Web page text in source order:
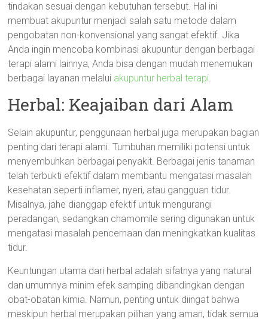
tindakan sesuai dengan kebutuhan tersebut. Hal ini
membuat akupuntur menjadi salah satu metode dalam
pengobatan non-konvensional yang sangat efektif. Jika
Anda ingin mencoba kombinasi akupuntur dengan berbagai
terapi alami lainnya, Anda bisa dengan mudah menemukan
berbagai layanan melalui akupuntur herbal terapi.
Herbal: Keajaiban dari Alam
Selain akupuntur, penggunaan herbal juga merupakan bagian
penting dari terapi alami. Tumbuhan memiliki potensi untuk
menyembuhkan berbagai penyakit. Berbagai jenis tanaman
telah terbukti efektif dalam membantu mengatasi masalah
kesehatan seperti inflamer, nyeri, atau gangguan tidur.
Misalnya, jahe dianggap efektif untuk mengurangi
peradangan, sedangkan chamomile sering digunakan untuk
mengatasi masalah pencernaan dan meningkatkan kualitas
tidur.
Keuntungan utama dari herbal adalah sifatnya yang natural
dan umumnya minim efek samping dibandingkan dengan
obat-obatan kimia. Namun, penting untuk diingat bahwa
meskipun herbal merupakan pilihan yang aman, tidak semua